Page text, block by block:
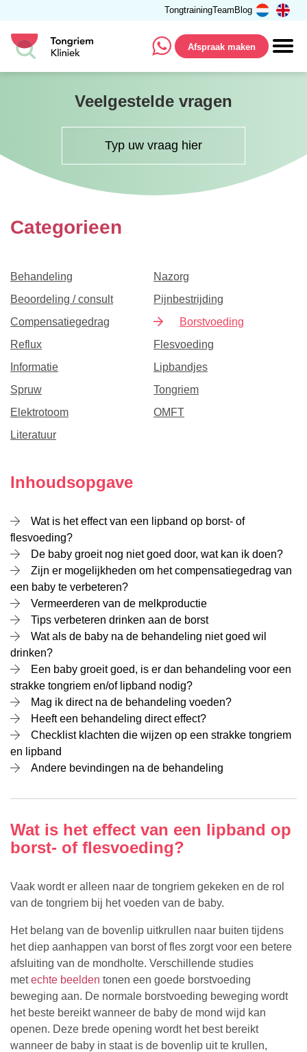
TongtrainingTeam Blog
Afspraak maken
Veelgestelde vragen
Categorieen
Behandeling
Nazorg
Beoordeling / consult
Pijnbestrijding
Compensatiegedrag
Borstvoeding
Reflux
Flesvoeding
Informatie
Lipbandjes
Spruw
Tongriem
Elektrotoom
OMFT
Literatuur
Inhoudsopgave
Wat is het effect van een lipband op borst- of
flesvoeding?
De baby groeit nog niet goed door, wat kan ik doen?
Zijn er mogelijkheden om het compensatiegedrag van
een baby te verbeteren?
Vermeerderen van de melkproductie
Tips verbeteren drinken aan de borst
Wat als de baby na de behandeling niet goed wil
drinken?
Een baby groeit goed, is er dan behandeling voor een
strakke tongriem en/of lipband nodig?
Mag ik direct na de behandeling voeden?
Heeft een behandeling direct effect?
Checklist klachten die wijzen op een strakke tongriem
en lipband
Andere bevindingen na de behandeling
Wat is het effect van een lipband op
borst- of flesvoeding?
Vaak wordt er alleen naar de tongriem gekeken en de rol
van de tongriem bij het voeden van de baby.
Het belang van de bovenlip uitkrullen naar buiten tijdens
het diep aanhappen van borst of fles zorgt voor een betere
afsluiting van de mondholte. Verschillende studies
metechte beelden tonen een goede borstvoeding
beweging aan. De normale borstvoeding beweging wordt
het beste bereikt wanneer de baby de mond wijd kan
openen. Deze brede opening wordt het best bereikt
wanneer de baby in staat is de bovenlip uit te krullen,